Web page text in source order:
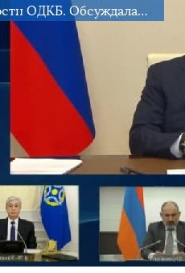
ОДКБ. Обсуждалась
Казахстан и меры по
в стране